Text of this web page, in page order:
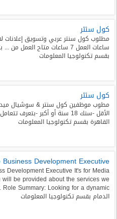
كول سنتر
مطلوب كول سنتر عربي وتسويق إعلانات
بقسم تكنولوجيا المعلومات
كول سنتر
مطوب موظفين كول سنتر & سوشيال
القاهرة بقسم تكنولوجيا المعلومات
Development Executive
Development Executive It's for Media
be provided about the services we
الدمام بقسم تكنولوجيا المعلومات